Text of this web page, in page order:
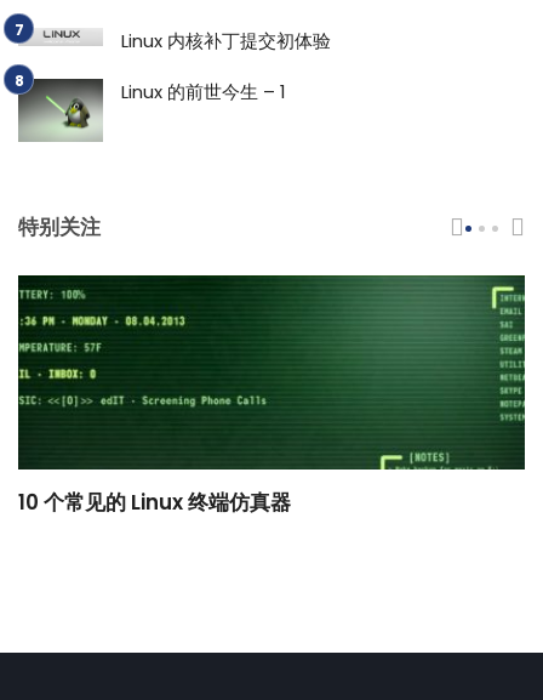
Linux 内核补丁提交初体验
Linux 的前世今生 – 1
特别关注
10 个常见的 Linux 终端仿真器